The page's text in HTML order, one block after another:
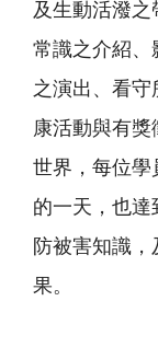
及生動活潑
常識之介紹、
之演出、看守
康活動與有
世界，每位學
的一天，也達
防被害知識
果。